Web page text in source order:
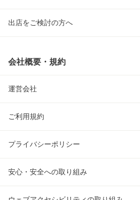
出店をご検討の方へ
会社概要・規約
運営会社
ご利用規約
プライバシーポリシー
安心・安全への取り組み